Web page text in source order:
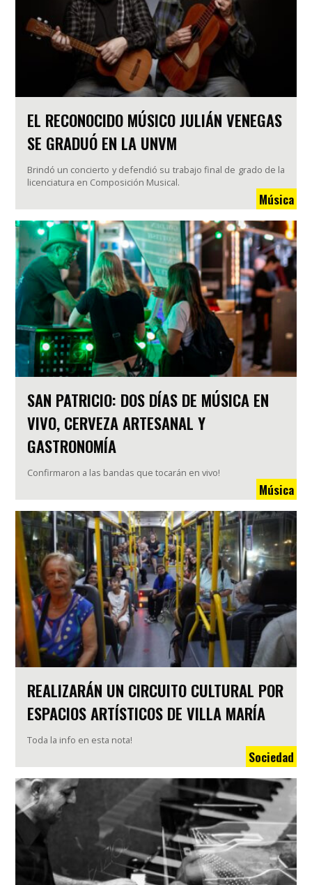
EL RECONOCIDO MÚSICO JULIÁN VENEGAS
SE GRADUÓ EN LA UNVM
Brindó un concierto y defendió su trabajo final de grado de la
licenciatura en Composición Musical.
Música
SAN PATRICIO: DOS DÍAS DE MÚSICA EN
VIVO, CERVEZA ARTESANAL Y
GASTRONOMÍA
Confirmaron a las bandas que tocarán en vivo!
Música
REALIZARÁN UN CIRCUITO CULTURAL POR
ESPACIOS ARTÍSTICOS DE VILLA MARÍA
Toda la info en esta nota!
Sociedad